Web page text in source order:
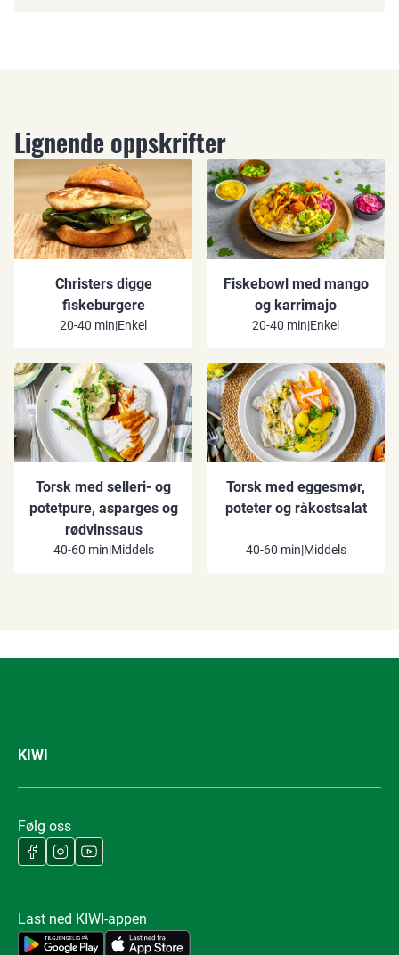
Lignende oppskrifter
Christers digge
fiskeburgere
20-40 min|Enkel
Fiskebowl med mango
og karrimajo
20-40 min|Enkel
Torsk med selleri- og
potetpure, asparges og
rødvinssaus
40-60 min|Middels
Torsk med eggesmør,
poteter og råkostsalat
40-60 min|Middels
KIWI
Følg oss
Last ned KIWI-appen